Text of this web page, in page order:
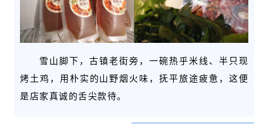
雪山脚下，古镇老街旁，一碗热乎米线、半只现
烤土鸡，用朴实的山野烟火味，抚平旅途疲惫，这便
是店家真诚的舌尖款待。